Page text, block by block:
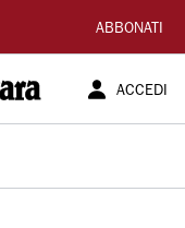
ABBONATI
ACCEDI